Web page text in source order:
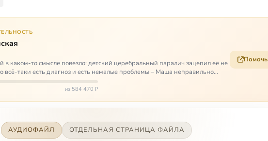
в каком-то смысле повезло: детский церебральный паралич зацепил её не
всё-таки есть диагноз и есть немалые проблемы – Маша неправильно
из 584 470 ₽
Помочь
АУДИОФАЙЛ ОТДЕЛЬНАЯ СТРАНИЦА ФАЙЛА